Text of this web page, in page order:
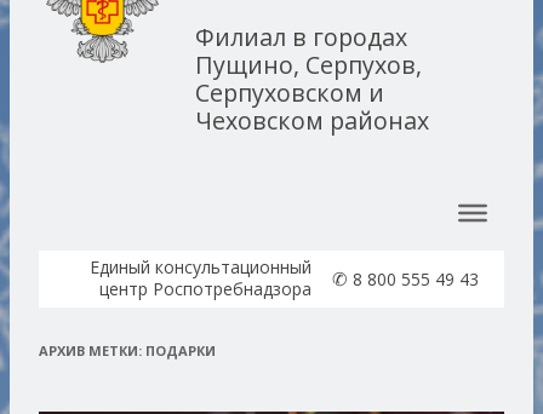
Филиал в городах
Пущино, Серпухов,
Серпуховском и
Чеховском районах
Единый консультационный
центр Роспотребнадзора
✆ 8 800 555 49 43
АРХИВ МЕТКИ: ПОДАРКИ